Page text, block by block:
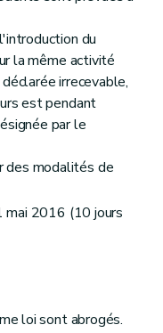
du
la même activité
irrecevable,
est pendant
par le
des modalités de
mai 2016 (10 jours
loi sont abrogés.